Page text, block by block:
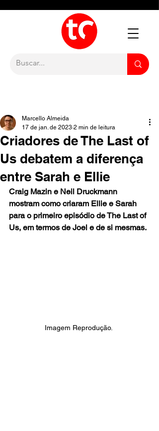
Criadores de The Last of
Us debatem a diferença
entre Sarah e Ellie
Marcello Almeida
17 de jan. de 2023 2 min de leitura
Craig Mazin e Neil Druckmann
mostram como criaram Ellie e Sarah
para o primeiro episódio de The Last of
Us, em termos de Joel e de si mesmas.
Imagem Reprodução.